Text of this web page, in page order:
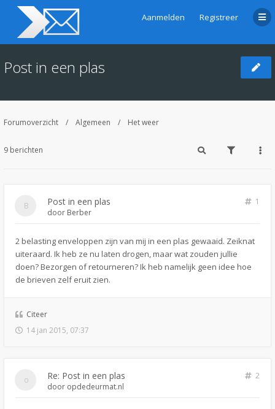
Aanmelden Registreer
Post in een plas
Forumoverzicht Algemeen Het weer
9 berichten
Post in een plas
1
door Berber
2 belasting enveloppen zijn van mij in een plas gewaaid. Zeiknat
uiteraard. Ik heb ze nu laten drogen, maar wat zouden jullie
doen? Bezorgen of retourneren? Ik heb namelijk geen idee hoe
de brieven zelf eruit zien.
Citeer
14 jan 2015, 07:37
Re: Post in een plas
2
door opdedeurmat.nl